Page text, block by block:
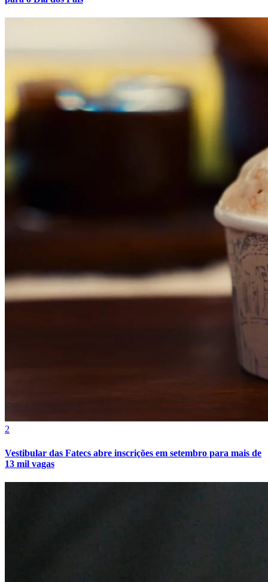
2
Vestibular das Fatecs abre inscrições em setembro para mais de
13 mil vagas